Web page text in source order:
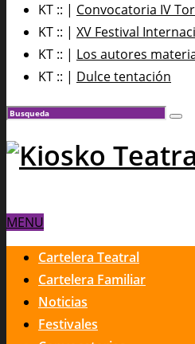
KT :: | Convocatoria IV
KT :: | XV Festival
KT :: | Los autores
KT :: | Dulce tentación
MENU
Cartelera Teatral
Cartelera Familiar
Noticias
Festivales